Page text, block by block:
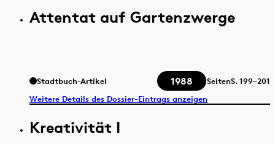
Attentat auf Gartenzwerge
Stadtbuch-Artikel 1988 SeitenS.199–201
Weitere Details des Dossier-Eintrags anzeigen
Kreativität I